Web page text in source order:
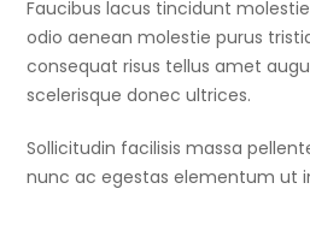
Faucibus lacus tincidunt
odio aenean molestie purus
consequat risus tellus amet
scelerisque donec ultrices.
Sollicitudin facilisis massa
nunc ac egestas elementum ut